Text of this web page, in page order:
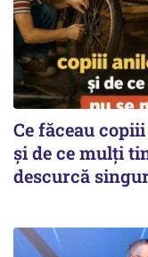
Ce făceau
și de ce mulți
descurcă